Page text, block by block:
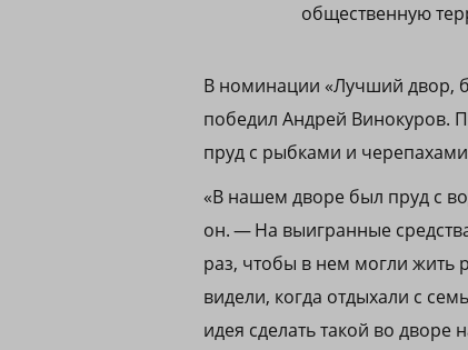
общественную
В номинации «Лучший двор,
победил Андрей Винокуров.
пруд с рыбками и
«В нашем дворе был пруд с
он. — На выигранные
раз, чтобы в нем могли
видели, когда отдыхали с
идея сделать такой во